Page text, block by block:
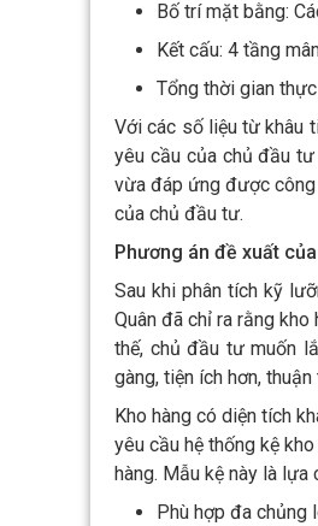
Bố trí mặt bằng:
Kết cấu: 4 tầng
Tổng thời gian
Với các số liệu từ khâu
yêu cầu của chủ đầu
vừa đáp ứng được
của chủ đầu tư.
Phương án đề xuất
Sau khi phân tích kỹ
Quân đã chỉ ra rằng
thế, chủ đầu tư muốn
gàng, tiện ích hơn,
Kho hàng có diện tích
yêu cầu hệ thống kệ
hàng. Mẫu kệ này là
Phù hợp đa chủng